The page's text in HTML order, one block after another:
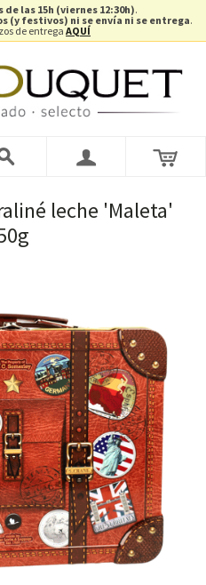
de las 15h (viernes 12:30h).
(y festivos) ni se envía ni se entrega.
de entregaAQUÍ
leche 'Maleta'